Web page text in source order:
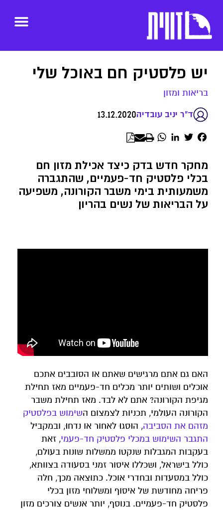
יש פלסטיק חם באוכל שלי
בריאות ומזון
ד"ר יניב עובדיה13.12.2020
Facebook
Twitter
LinkedIn
WhatsApp
מחקר חדש בדק כיצד אכילת מזון חם
בכלי פלסטיק חד-פעמיים, שהתגברה
משמעותית בימי משבר הקורונה, משפיעה
על הבריאות של נשים בהריון
האם גם אתם מרגישים שאתם או הסובבים אתכם
אוכלים ושותים יותר מכלים חד-פעמיים מאז תחילת
מגיפת הקורונה? אתם לא לבד. מאז תחילת משבר
הקורונה העולמי, תכניות לצמצום השימוש בפלסטיק
מזהם את הסביבה, הוּסגוּ לאחור או נדחוּ, ובמקביל
התגבר השימוש במכלי פלסטיק חד-פעמי, זאת
בעקבות המגבלות שנקטו ממשלות שונות בעולם,
כולל בישראל, ושכללו איסור זמני בסעודה בצוותא,
כולל במסעדות ובחדרי אוכל. כתוצאה מכך, חלה
פריחה מחודשת של איסוף ומשלוחי מזון בכלי
פלסטיק חד-פעמיים. בנוסף, יותר אנשים צורכים מזון